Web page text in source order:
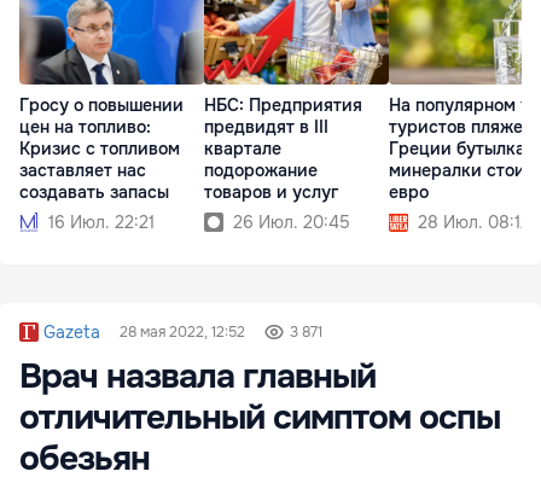
Гросу о повышении
цен на топливо:
Кризис с топливом
заставляет нас
создавать запасы
16 Июл. 22:21
НБС: Предприятия
предвидят в III
квартале
подорожание
товаров и услуг
26 Июл. 20:45
На популярном у
туристов пляже в
Греции бутылка
минералки стоит
евро
28 Июл. 08:12
Gazeta 28 мая 2022, 12:52 3 871
Врач назвала главный
отличительный симптом оспы
обезьян